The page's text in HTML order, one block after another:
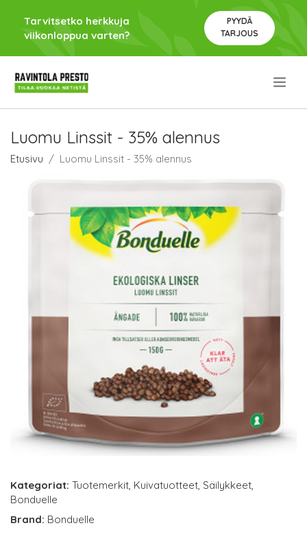
Tarvitsetko herkkuja
viikonloppua varten?
PYYDÄ
TARJOUS
Luomu Linssit - 35% alennus
Etusivu Luomu Linssit - 35% alennus
Kategoriat: Tuotemerkit, Kuivatuotteet, Säilykkeet,
Bonduelle
Brand: Bonduelle